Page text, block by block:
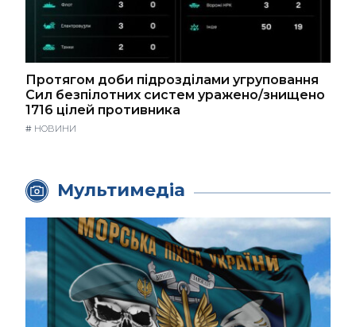
Протягом доби підрозділами угруповання
Сил безпілотних систем уражено/знищено
1716 цілей противника
# НОВИНИ
Мультимедіа